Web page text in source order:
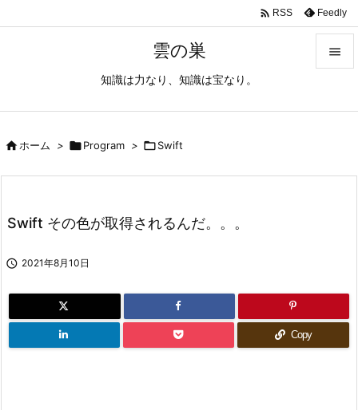
雲の巣
知識は力なり、知識は宝なり。

 RSS Feedly
ホーム > Program > Swift
Swift その色が取得されるんだ。。。
 2021年8月10日
Copy